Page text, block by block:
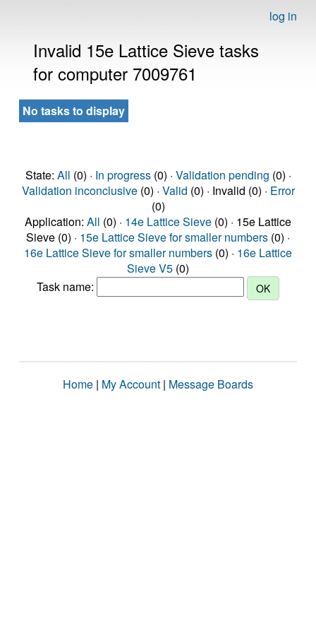
log in
Invalid 15e Lattice Sieve tasks
for computer 7009761
No tasks to display
State: All (0) · In progress(0) · Validation pending (0) ·
Validation inconclusive(0) · Valid (0) · Invalid (0) · Error
(0)
Application: All (0) · 14e Lattice Sieve (0) · 15e Lattice
Sieve (0) · 15e Lattice Sieve for smaller numbers (0) ·
16e Lattice Sieve for smaller numbers (0) · 16e Lattice
Sieve V5 (0)
Task name:
Home | My Account | Message Boards